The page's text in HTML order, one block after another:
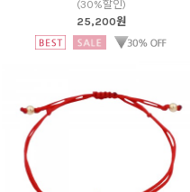
(30%할인)
25,200원